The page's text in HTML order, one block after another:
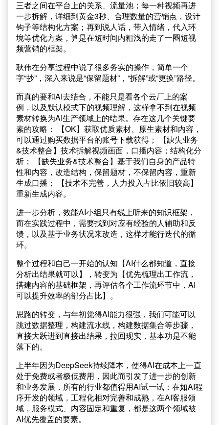
三者之间在平台上的关系、流量池；每一种视频再进
一步拆解，详细到黄金3秒、合理数量的营销点，设计
钩子等结构化方案；再到说人话，带入情绪，代入环
境等优化方案，算是在短时间内粗浅的走了一圈短视
频营销的框架。
耿伟在分享过程中说了很多务实的操作，简单一个
字“抄”，深入来说是“保留题材”，“拆解”或“更换”路径。
而真的要和AI去结合，不能只是看各个云厂上的案
例，以及默认模式下的视频理解，这样拿不到在视频
素材转换为AI生产领域上的结果。存在这几个关键要
素的攻略： 【OK】获取优质素材、原生素材和内容，
可以通过购买数据平台的账号下载获得； 【缺失业务
&技术整合】技术拆解视频画面，口播内容；结构化分
析； 【缺失业务&技术整合】基于我们自身的产品特
性和内容，改造结构，保留题材，不保留内容，重新
生成口播； 【技术不完善，人力投入占比依旧较高】
重新生成内容。
进一步分析，效能AI小组只有线上听来的知识框架，
而在实践过程中，需要找到对应有经验的人辅助和反
馈，以及基于业务状况来改造，这样才能行迭代的循
环。
整个过程和自己一开始的认知【AI什么都知道，直接
分析出结果就可以】，转变为【优先梳理出工作流，
搭建内容的基础框架，再评估各个工作流环节中，AI
可以提升效率的部分占比】。
思路的转变，与年初觉得AI能力很强，我们可能可以
跳过数据整理，构建流水线，构建数据集合等步骤，
直接大跃进到直接出结果，拉回现实，基本功是不能
落下的。
上半年因为DeepSeek持续降本，使得AI在成本上一直
处于免费或者极低费用，因此而引发了进一步的创新
和业务发展，所有的行业都值得用AI试一试；在如AI程
序开发的领域，工程化相对完善和成熟，在AI客服领
域，服务模式、内容固定和重复，都是这两个领域被
AI优先覆盖的要素。